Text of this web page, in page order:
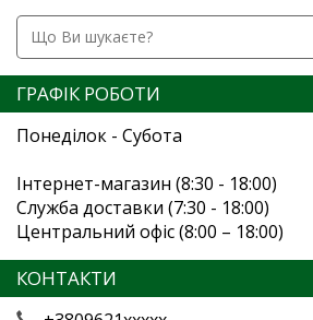
ГРАФІК РОБОТИ
Понеділок - Субота
Інтернет-магазин (8:30 - 18:00)
Служба доставки (7:30 - 18:00)
Центральний офіс (8:00 – 18:00)
КОНТАКТИ